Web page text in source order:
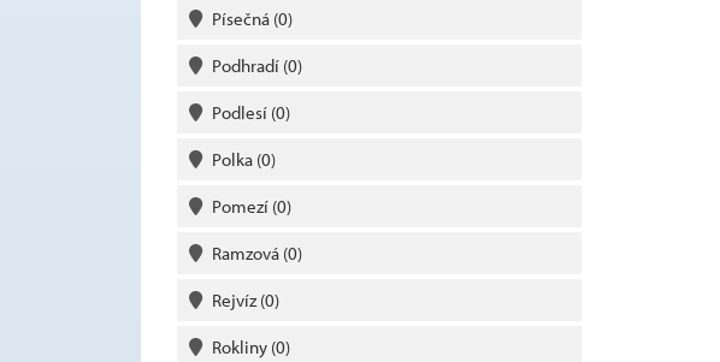
Písečná (0)
Podhradí (0)
Podlesí (0)
Polka (0)
Pomezí (0)
Ramzová (0)
Rejvíz(0)
Rokliny (0)